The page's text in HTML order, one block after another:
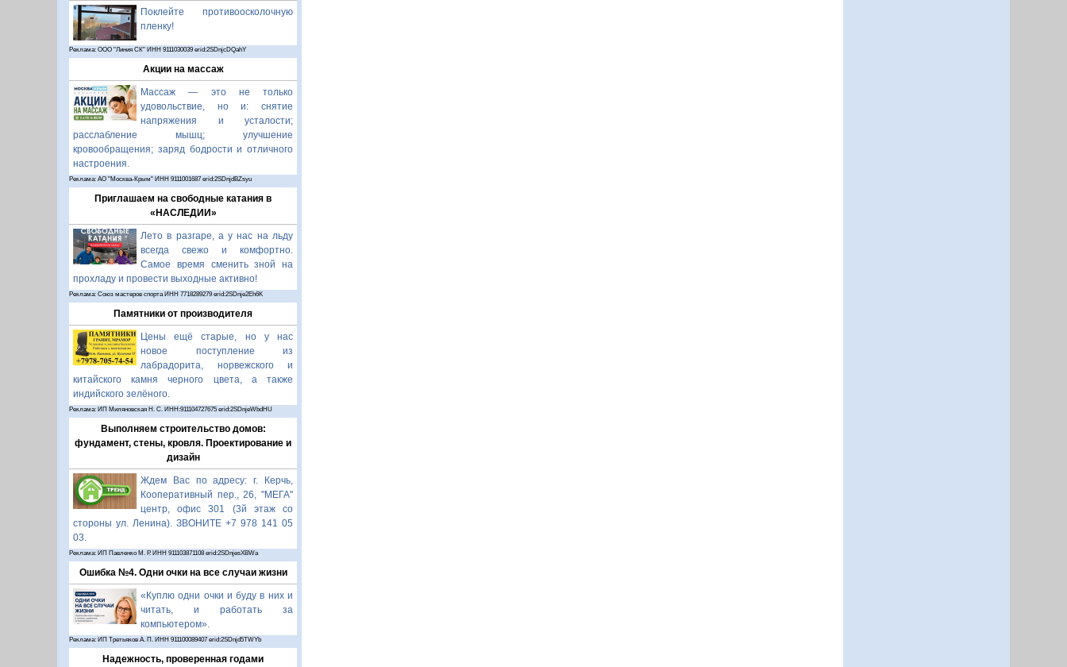
Поклейте противоосколочную
пленку!
Реклама: ООО "Линия СК" ИНН 9111030039 erid:2SDnjcDQahY
Акции на массаж
Массаж — это не только
удовольствие, но и: снятие
напряжения и усталости;
расслабление мышц; улучшение
кровообращения; заряд бодрости и отличного
настроения.
Реклама: АО "Москва-Крым" ИНН 9111001687 erid:2SDnjdBZsyu
Приглашаем на свободные катания в
«НАСЛЕДИИ»
Лето в разгаре, а у нас на льду
всегда свежо и комфортно.
Самое время сменить зной на
прохладу и провести выходные активно!
Реклама: Союз мастеров спорта ИНН 7718289279 erid:2SDnje2Eh6K
Памятники от производителя
Цены ещё старые, но у нас
новое поступление из
лабрадорита, норвежского и
китайского камня черного цвета, а также
индийского зелёного.
Реклама: ИП Миляновская Н. С. ИНН:911104727675 erid:2SDnjeWbdHU
Выполняем строительство домов:
фундамент, стены, кровля. Проектирование и
дизайн
Ждем Вас по адресу: г. Керчь,
Кооперативный пер., 26, "МЕГА"
центр, офис 301 (3й этаж со
стороны ул. Ленина). ЗВОНИТЕ +7 978 141 05
03.
Реклама: ИП Павленко М. Р. ИНН 911103871108 erid:2SDnjesXBWa
Ошибка №4. Одни очки на все случаи жизни
«Куплю одни очки и буду в них и
читать, и работать за
компьютером».
Реклама: ИП Третьяков А. П. ИНН 911100089407 erid:2SDnjd5TWYb
Надежность, проверенная годами